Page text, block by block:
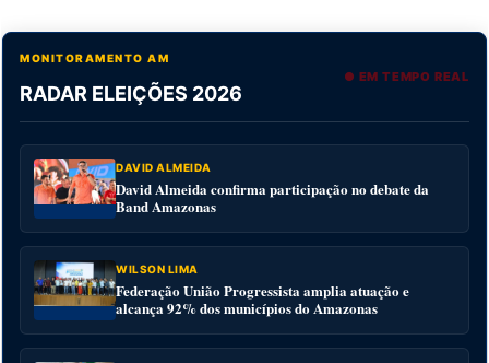
MONITORAMENTO AM
RADAR ELEIÇÕES 2026
● EM TEMPO REAL
DAVID ALMEIDA
David Almeida confirma participação no debate da
Band Amazonas
WILSON LIMA
Federação União Progressista amplia atuação e
alcança 92% dos municípios do Amazonas